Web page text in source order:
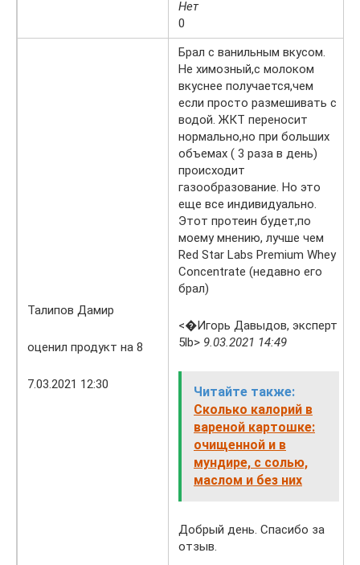
Нет
0
Талипов Дамир
оценил продукт на 8
7.03.2021 12:30
Брал с ванильным вкусом.
Не химозный,с молоком
вкуснее получается,чем
если просто размешивать с
водой. ЖКТ переносит
нормально,но при больших
объемах ( 3 раза в день)
происходит
газообразование. Но это
еще все индивидуально.
Этот протеин будет,по
моему мнению, лучше чем
Red Star Labs Premium Whey
Concentrate (недавно его
брал)
<�Игорь Давыдов, эксперт
5lb> 9.03.2021 14:49
Читайте также:
Сколько калорий в
вареной картошке:
очищенной и в
мундире, с солью,
маслом и без них
Добрый день. Спасибо за
отзыв.